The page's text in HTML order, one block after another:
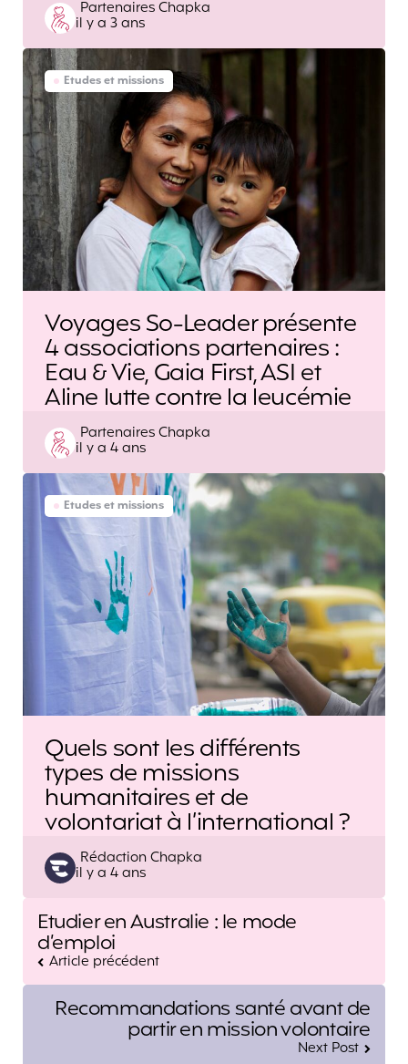
Posted
by
Partenaires Chapka
il y a 3 ans
Etudes et missions
Voyages So-Leader présente
4 associations partenaires :
Eau & Vie, Gaia First, ASI et
Aline lutte contre la leucémie
Posted
by
Partenaires Chapka
il y a 4 ans
Etudes et missions
Quels sont les différents
types de missions
humanitaires et de
volontariat à l’international ?
Posted
by
Rédaction Chapka
il y a 4 ans
Post
navigation
Etudier en Australie : le mode
d’emploi
Article précédent
Recommandations santé avant de
partir en mission volontaire
Next Post